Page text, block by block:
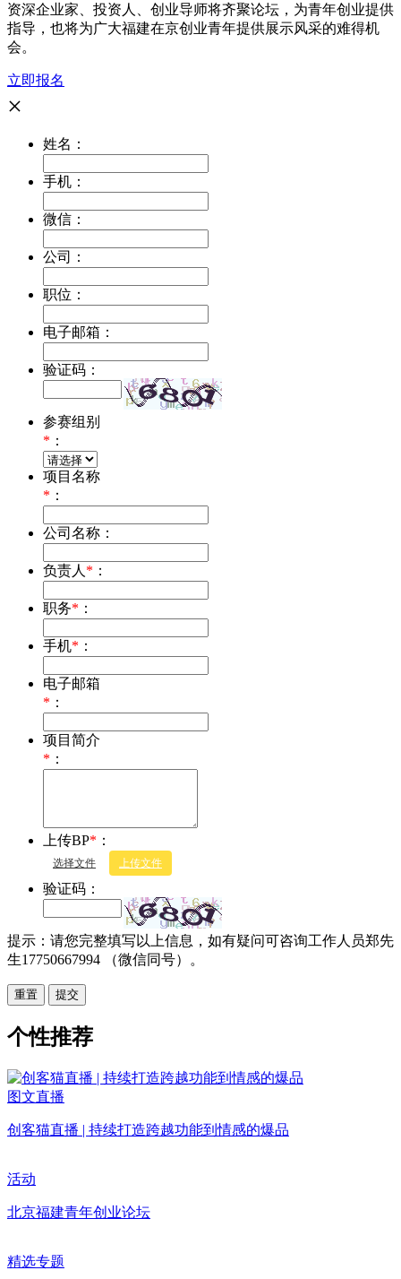
资深企业家、投资人、创业导师将齐聚论坛，为青年创业提供
指导，也将为广大福建在京创业青年提供展示风采的难得机
会。
立即报名
×
姓名：
手机：
微信：
公司：
职位：
电子邮箱：
验证码：
参赛组别
* ：
项目名称
* ：
公司名称：
负责人 * ：
职务* ：
手机* ：
电子邮箱
* ：
项目简介
* ：
上传BP* ：
选择文件 上传文件
验证码：
提示：请您完整填写以上信息，如有疑问可咨询工作人员郑先
生17750667994 （微信同号）。
重置
个性推荐
图文直播
创客猫直播 | 持续打造跨越功能到情感的爆品
活动
北京福建青年创业论坛
精选专题